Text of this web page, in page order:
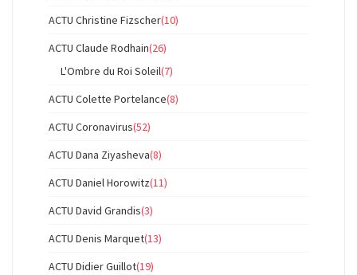
ACTU Christine Fizscher(10)
ACTU Claude Rodhain(26)
L'Ombre du Roi Soleil(7)
ACTU Colette Portelance(8)
ACTU Coronavirus(52)
ACTU Dana Ziyasheva(8)
ACTU Daniel Horowitz(11)
ACTU David Grandis(3)
ACTU Denis Marquet(13)
ACTU Didier Guillot(19)